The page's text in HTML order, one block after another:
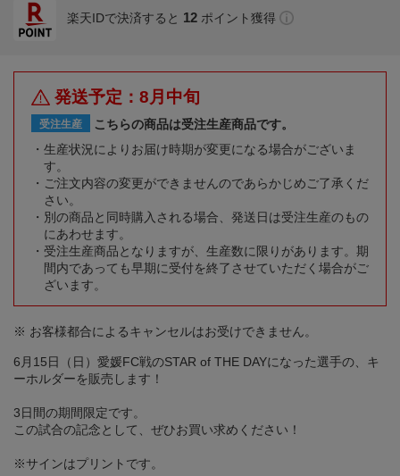
楽天IDで決済すると 12 ポイント獲得
発送予定：8月中旬
受注生産
こちらの商品は受注生産商品です。
生産状況によりお届け時期が変更になる場合がございま
す。
ご注文内容の変更ができませんのであらかじめご了承くだ
さい。
別の商品と同時購入される場合、発送日は受注生産のもの
にあわせます。
受注生産商品となりますが、生産数に限りがあります。期
間内であっても早期に受付を終了させていただく場合がご
ざいます。
※ お客様都合によるキャンセルはお受けできません。
6月15日（日）愛媛FC戦のSTAR of THE DAYになった選手の、キ
ーホルダーを販売します！
3日間の期間限定です。
この試合の記念として、ぜひお買い求めください！
※サインはプリントです。